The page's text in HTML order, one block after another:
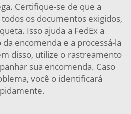
Certifique-se de que a
os documentos exigidos,
Isso ajuda a FedEx a
encomenda e a processá-la
disso, utilize o rastreamento
sua encomenda. Caso
você o identificará